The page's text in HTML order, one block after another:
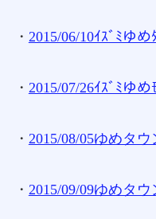
・ 2015/06/10ｲｽﾞﾐゆ
・ 2015/07/26ｲｽﾞﾐゆ
・ 2015/08/05ゆめタ
・ 2015/09/09ゆめタ